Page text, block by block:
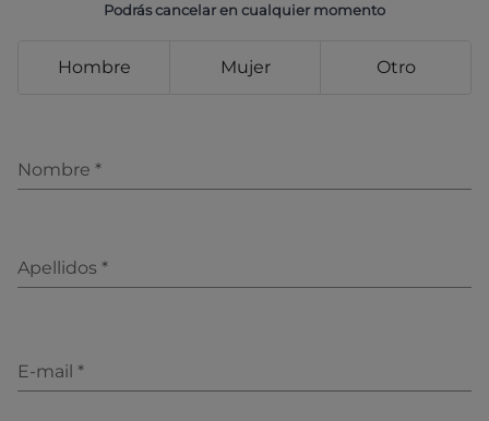
Podrás cancelar en cualquier momento
Hombre Mujer Otro
Nombre *
Apellidos *
E-mail *